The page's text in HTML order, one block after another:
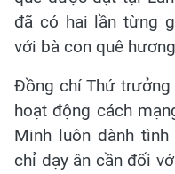
đã có hai lần từng
với bà con quê
Đồng chí Thứ trưởng
hoạt động cách
Minh luôn dành
chỉ dạy ân cần đối